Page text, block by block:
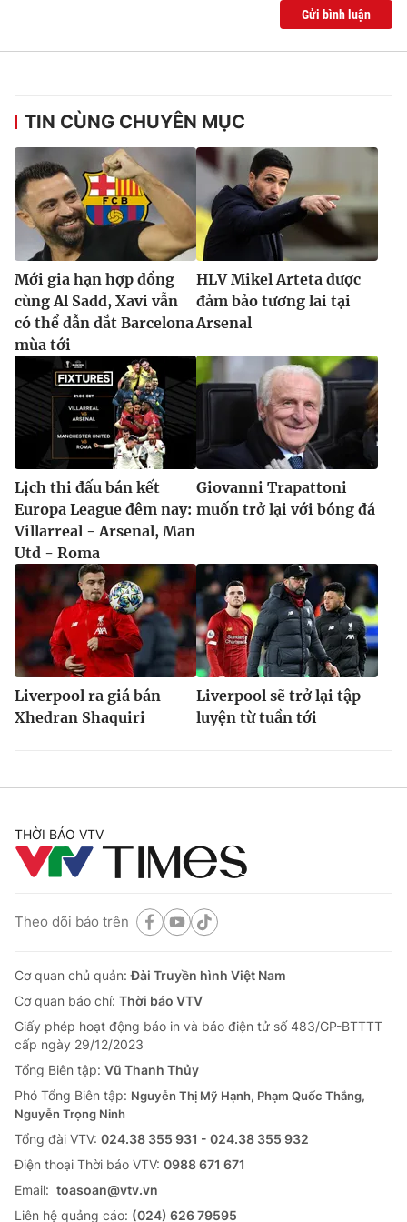
® Cấm sao chép dưới mọi hình thức nếu không có sự chấp
thuận bằng văn bản. Ghi rõ nguồn VTV.vn khi phát hành lại
thông tin từ website này.
Gửi bình luận
TIN CÙNG CHUYÊN MỤC
Mới gia hạn hợp đồng
cùng Al Sadd, Xavi vẫn
có thể dẫn dắt Barcelona
mùa tới
HLV Mikel Arteta được
đảm bảo tương lai tại
Arsenal
Lịch thi đấu bán kết
Europa League đêm nay:
Villarreal - Arsenal, Man
Utd - Roma
Giovanni Trapattoni
muốn trở lại với bóng đá
Liverpool ra giá bán
Xhedran Shaquiri
Liverpool sẽ trở lại tập
luyện từ tuần tới
THỜI BÁO VTV
Theo dõi báo trên
Cơ quan chủ quản:Đài Truyền hình Việt Nam
Cơ quan báo chí: Thời báo VTV
Giấy phép hoạt động báo in và báo điện tử số 483/GP-BTTTT
cấp ngày 29/12/2023
Tổng Biên tập: Vũ Thanh Thủy
Phó Tổng Biên tập: Nguyễn Thị Mỹ Hạnh, Phạm Quốc Thắng,
Nguyễn Trọng Ninh
Tổng đài VTV: 024.38 355 931 - 024.38 355 932
Ðiện thoại Thời báo VTV: 0988 671 671
Email: toasoan@vtv.vn
Liên hệ quảng cáo: (024) 626 79595